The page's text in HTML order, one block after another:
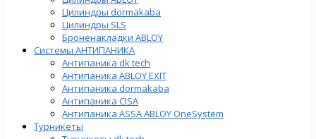
Цилиндры dormakaba
Цилиндры SLS
Броненакладки ABLOY
Системы АНТИПАНИКА
Антипаника dk tech
Антипаника ABLOY EXIT
Антипаника dormakaba
Антипаника СISA
Антипаника ASSA ABLOY OneSystem
Турникеты